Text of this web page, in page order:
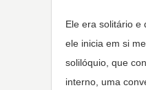
Ele era solitário e
ele inicia em si
solilóquio, que
interno, uma